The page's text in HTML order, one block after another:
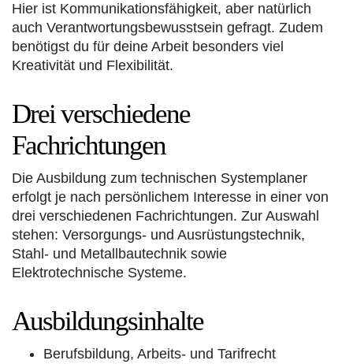
Hier ist Kommunikationsfähigkeit, aber natürlich
auch Verantwortungsbewusstsein gefragt. Zudem
benötigst du für deine Arbeit besonders viel
Kreativität und Flexibilität.
Drei verschiedene
Fachrichtungen
Die Ausbildung zum technischen Systemplaner
erfolgt je nach persönlichem Interesse in einer von
drei verschiedenen Fachrichtungen. Zur Auswahl
stehen: Versorgungs- und Ausrüstungstechnik,
Stahl- und Metallbautechnik sowie
Elektrotechnische Systeme.
Ausbildungsinhalte
Berufsbildung, Arbeits- und Tarifrecht